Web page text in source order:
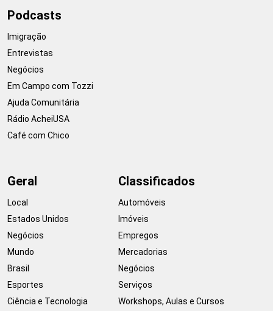
Podcasts
Imigração
Entrevistas
Negócios
Em Campo com Tozzi
Ajuda Comunitária
Rádio AcheiUSA
Café com Chico
Geral
Local
Estados Unidos
Negócios
Mundo
Brasil
Esportes
Ciência e Tecnologia
Classificados
Automóveis
Imóveis
Empregos
Mercadorias
Negócios
Serviços
Workshops, Aulas e Cursos